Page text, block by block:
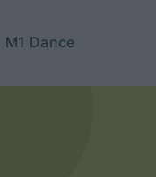
M1 Dance